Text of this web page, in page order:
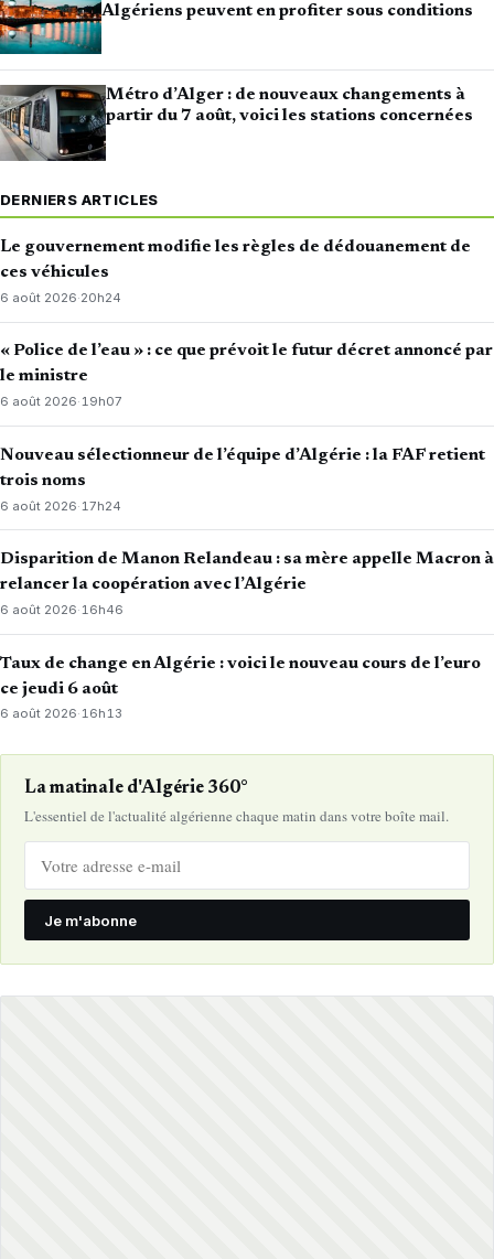
Algériens peuvent en profiter sous conditions
Métro d’Alger : de nouveaux changements à
partir du 7 août, voici les stations concernées
DERNIERS ARTICLES
Le gouvernement modifie les règles de dédouanement de
ces véhicules
6 août 2026·20h24
« Police de l’eau » : ce que prévoit le futur décret annoncé par
le ministre
6 août 2026·19h07
Nouveau sélectionneur de l’équipe d’Algérie : la FAF retient
trois noms
6 août 2026· 17h24
Disparition de Manon Relandeau : sa mère appelle Macron à
relancer la coopération avec l’Algérie
6 août 2026·16h46
Taux de change en Algérie : voici le nouveau cours de l’euro
ce jeudi 6 août
6 août 2026·16h13
La matinale d'Algérie 360°
L'essentiel de l'actualité algérienne chaque matin dans votre boîte mail.
Je m'abonne